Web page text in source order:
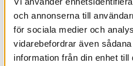
och annonserna till
för sociala medier och
vidarebefordrar även
information från din enhet